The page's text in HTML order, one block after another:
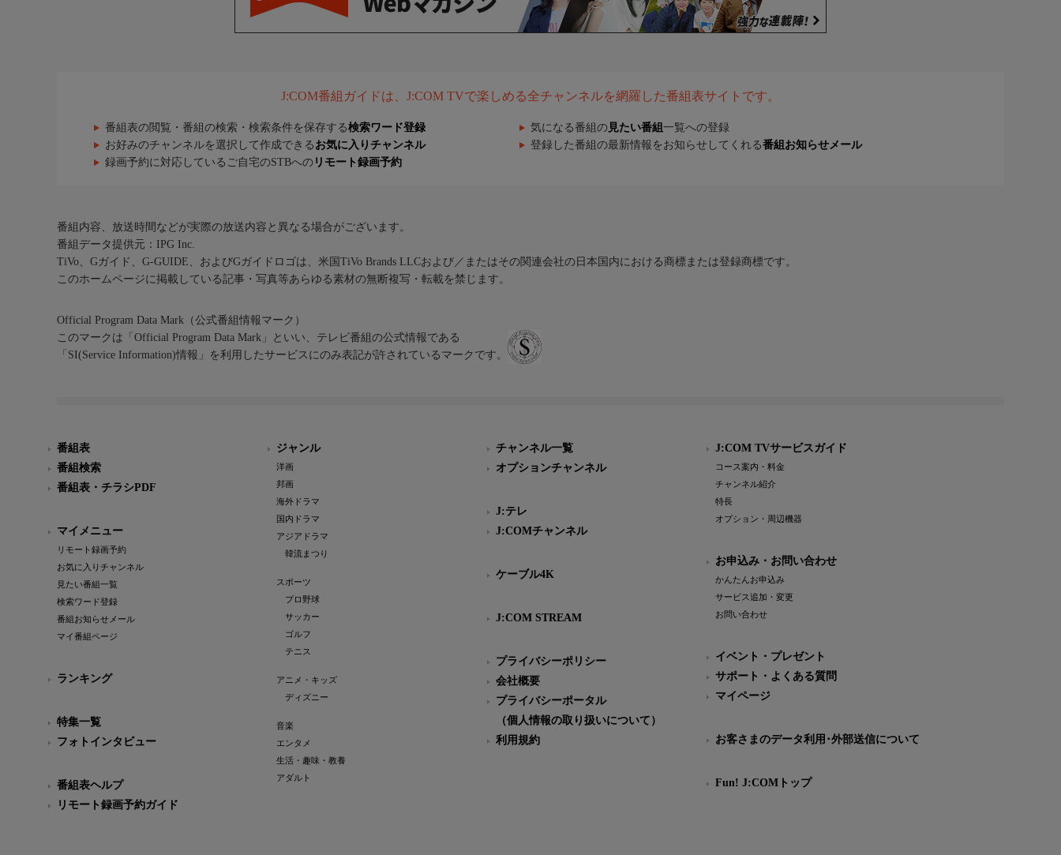
J:COM番組ガイドは、J:COM TVで楽しめる全チャンネルを網羅した番組表サイトです。
番組表の閲覧・番組の検索・検索条件を保存する検索ワード登録 気になる番組の 見たい番組 一覧への登録
お好みのチャンネルを選択して作成できる お気に入りチャンネル 登録した番組の最新情報をお知らせしてくれる番組お知らせメール
録画予約に対応しているご自宅のSTBへの リモート録画予約
番組内容、放送時間などが実際の放送内容と異なる場合がございます。
番組データ提供元：IPG Inc.
TiVo、Gガイド、G-GUIDE、およびGガイドロゴは、米国TiVo Brands LLCおよび／またはその関連会社の日本国内における商標または登録商標です。
このホームページに掲載している記事・写真等あらゆる素材の無断複写・転載を禁じます。
Official Program Data Mark（公式番組情報マーク）
このマークは「Official Program Data Mark」といい、テレビ番組の公式情報である
「SI(Service Information)情報」を利用したサービスにのみ表記が許されているマークです。
番組表
番組検索
番組表・チラシPDF
マイメニュー
リモート録画予約
お気に入りチャンネル
見たい番組一覧
検索ワード登録
番組お知らせメール
マイ番組ページ
ランキング
特集一覧
フォトインタビュー
番組表ヘルプ
リモート録画予約ガイド
ジャンル
洋画
邦画
海外ドラマ
国内ドラマ
アジアドラマ
韓流まつり
スポーツ
プロ野球
サッカー
ゴルフ
テニス
アニメ・キッズ
ディズニー
音楽
エンタメ
生活・趣味・教養
アダルト
チャンネル一覧
オプションチャンネル
J:テレ
J:COMチャンネル
ケーブル4K
J:COM STREAM
プライバシーポリシー
会社概要
プライバシーポータル
（個人情報の取り扱いについて）
利用規約
J:COM TVサービスガイド
コース案内・料金
チャンネル紹介
特長
オプション・周辺機器
お申込み・お問い合わせ
かんたんお申込み
サービス追加・変更
お問い合わせ
イベント・プレゼント
サポート・よくある質問
マイページ
お客さまのデータ利用･外部送信について
Fun! J:COMトップ